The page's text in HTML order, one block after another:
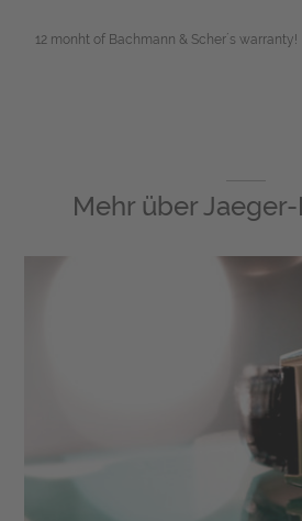
12 monht of Bachmann & Scher´s warranty!
Mehr über